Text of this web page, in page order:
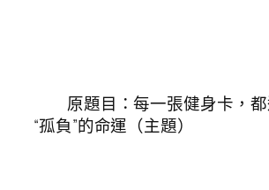
原題目：每一張健身卡，都
“孤負”的命運（主題）